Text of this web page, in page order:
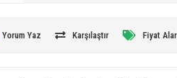
Yorum Yaz Karşılaştır Fiyat